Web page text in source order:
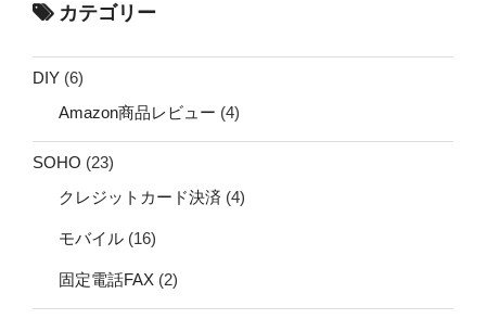
カテゴリー
DIY (6)
Amazon商品レビュー (4)
SOHO (23)
クレジットカード決済 (4)
モバイル (16)
固定電話FAX (2)